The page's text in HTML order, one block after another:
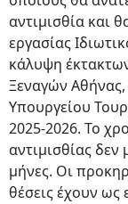
αντιμισθία και
εργασίας
κάλυψη
Ξεναγών
Υπουργείου
2025-2026. Το
αντιμισθίας
μήνες. Οι
θέσεις έχουν ως